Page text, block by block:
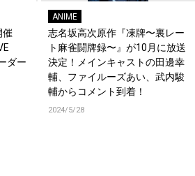
催
ダー
ANIME
志名坂高次原作『凍牌〜裏レー
ト麻雀闘牌録〜』が10月に放送
決定！メインキャストの田邊幸
輔、ファイルーズあい、武内駿
輔からコメント到着！
2024/5/28